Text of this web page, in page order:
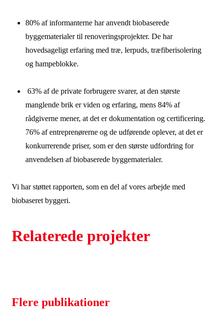
80% af informanterne har anvendt biobaserede
byggematerialer til renoveringsprojekter. De har
hovedsageligt erfaring med træ, lerpuds, træfiberisolering
og hampeblokke.
63% af de private forbrugere svarer, at den største
manglende brik er viden og erfaring, mens 84% af
rådgiverne mener, at det er dokumentation og certificering.
76% af entreprenørerne og de udførende oplever, at det er
konkurrerende priser, som er den største udfordring for
anvendelsen af biobaserede byggematerialer.
Vi har støttet rapporten, som en del af vores arbejde med
biobaseret byggeri.
Relaterede projekter
Flere publikationer